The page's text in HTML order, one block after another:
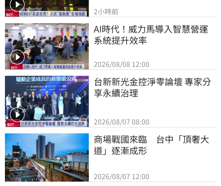
2小時前
AI時代！威力馬導入智慧營運
系統提升效率
2026/08/08 12:00
台新新光金控淨零論壇 專家分
享永續治理
2026/08/07 08:00
商場戰國來臨　台中「頂奢大
道」逐漸成形
2026/08/07 12:00